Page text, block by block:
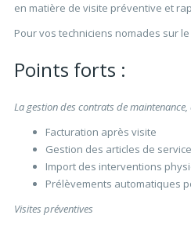
en matière de visite préventive et
Pour vos techniciens nomades sur
Points forts :
La gestion des contrats de
Facturation après visite
Gestion des articles de
Import des interventions
Prélèvements automatiques
Visites préventives